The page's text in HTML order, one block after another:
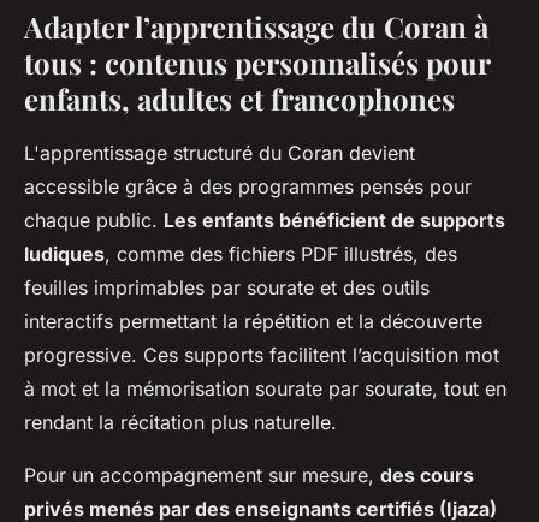
Adapter l’apprentissage du Coran à
tous : contenus personnalisés pour
enfants, adultes et francophones
L'apprentissage structuré du Coran devient
accessible grâce à des programmes pensés pour
chaque public. Les enfants bénéficient de supports
ludiques, comme des fichiers PDF illustrés, des
feuilles imprimables par sourate et des outils
interactifs permettant la répétition et la découverte
progressive. Ces supports facilitent l’acquisition mot
à mot et la mémorisation sourate par sourate, tout en
rendant la récitation plus naturelle.
Pour un accompagnement sur mesure, des cours
privés menés par des enseignants certifiés (Ijaza)